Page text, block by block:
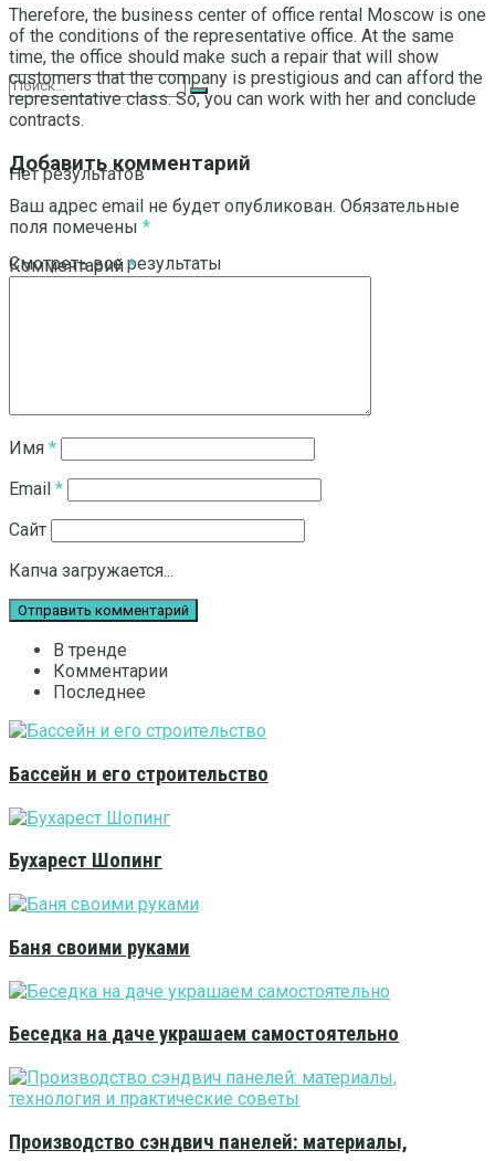
Нет результатов
Смотреть все результаты
Therefore, the business center of office rental Moscow is one
of the conditions of the representative office. At the same
time, the office should make such a repair that will show
customers that the company is prestigious and can afford the
representative class. So, you can work with her and conclude
contracts.
Добавить комментарий
Ваш адрес email не будет опубликован. Обязательные
поля помечены *
Комментарий*
Имя *
Email *
Сайт
Капча загружается...
В тренде
Комментарии
Последнее
Бассейн и его строительство
Бухарест Шопинг
Баня своими руками
Беседка на даче украшаем самостоятельно
Производство сэндвич панелей: материалы,